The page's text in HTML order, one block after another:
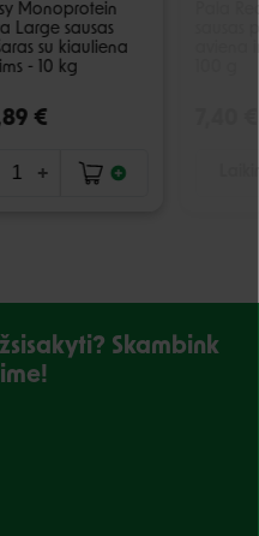
Monoprotein
Large sausas
su kiauliena
- 10 kg
€
Skambink